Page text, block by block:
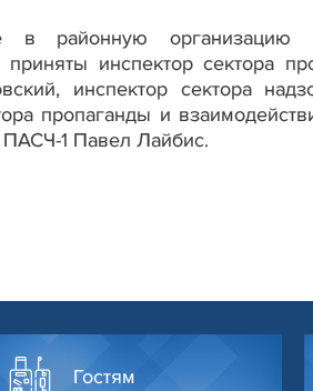
в районную организацию
инспектор сектора
инспектор сектора
пропаганды и
ПАСЧ-1 Павел Лайбис.
Гостям